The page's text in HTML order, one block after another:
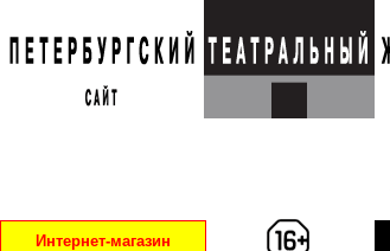
Интернет-магазин